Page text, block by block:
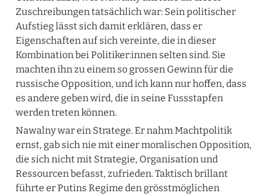
Zuschreibungen tatsächlich war: Sein politischer
Aufstieg lässt sich damit erklären, dass er
Eigenschaften auf sich vereinte, die in dieser
Kombination bei Politiker:innen selten sind. Sie
machten ihn zu einem so grossen Gewinn für die
russische Opposition, und ich kann nur hoffen, dass
es andere geben wird, die in seine Fussstapfen
werden treten können.
Nawalny war ein Stratege. Er nahm Machtpolitik
ernst, gab sich nie mit einer moralischen Opposition,
die sich nicht mit Strategie, Organisation und
Ressourcen befasst, zufrieden. Taktisch brillant
führte er Putins Regime den grösstmöglichen